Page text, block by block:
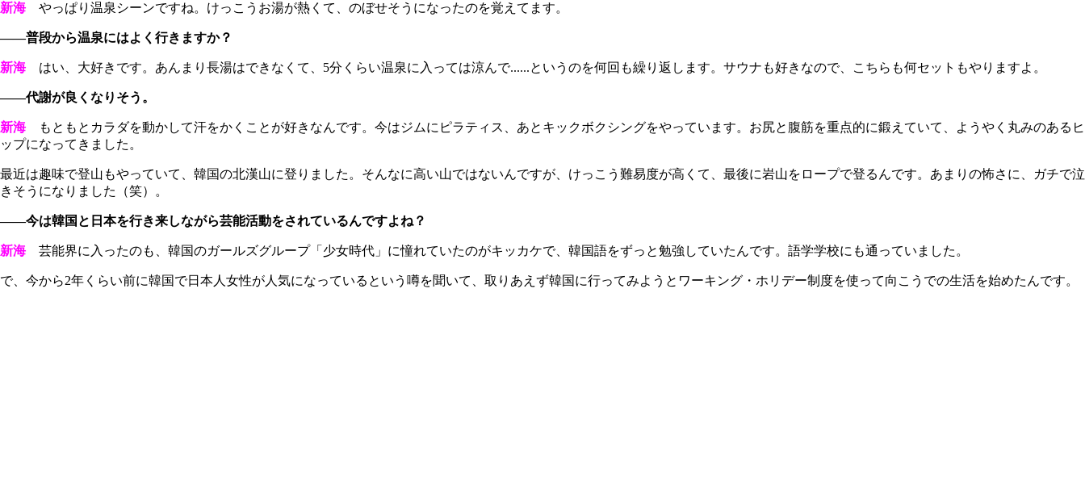
新海やっぱり温泉シーンですね。けっこうお湯が熱くて、のぼせそうになったのを覚えてます。
――普段から温泉にはよく行きますか？
新海はい、大好きです。あんまり長湯はできなくて、5分くらい温泉に入っては涼んで......というのを何回も繰り返します。サウナも好きなので、こちらも何セットもやりますよ。
――代謝が良くなりそう。
新海もともとカラダを動かして汗をかくことが好きなんです。今はジムにピラティス、あとキックボクシングをやっています。お尻と腹筋を重点的に鍛えていて、ようやく丸みのあるヒ
ップになってきました。
最近は趣味で登山もやっていて、韓国の北漢山に登りました。そんなに高い山ではないんですが、けっこう難易度が高くて、最後に岩山をロープで登るんです。あまりの怖さに、ガチで泣
きそうになりました（笑）。
――今は韓国と日本を行き来しながら芸能活動をされているんですよね？
新海芸能界に入ったのも、韓国のガールズグループ「少女時代」に憧れていたのがキッカケで、韓国語をずっと勉強していたんです。語学学校にも通っていました。
で、今から2年くらい前に韓国で日本人女性が人気になっているという噂を聞いて、取りあえず韓国に行ってみようとワーキング・ホリデー制度を使って向こうでの生活を始めたんです。